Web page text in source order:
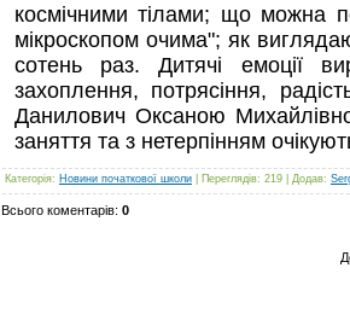
космічними тілами; що можна
мікроскопом очима"; як
сотень раз. Дитячі емоції
захоплення, потрясіння,
Данилович Оксаною
заняття та з нетерпінням
Категорія: Новини початкової школи Переглядів: 219 | Додав:
Всього коментарів: 0